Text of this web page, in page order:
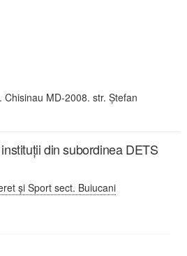
MD-2008. str. Ștefan
din subordinea DETS
şi Sport sect. Buiucani